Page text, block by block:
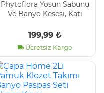
Phytoflora Yosun Sabunu
Ve Banyo Kesesi, Katı
199,99 ₺
Ücretsiz Kargo